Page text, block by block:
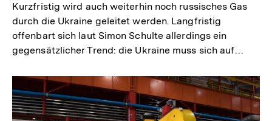
Kurzfristig wird auch weiterhin noch russisches Gas
durch die Ukraine geleitet werden. Langfristig
offenbart sich laut Simon Schulte allerdings ein
gegensätzlicher Trend: die Ukraine muss sich auf…